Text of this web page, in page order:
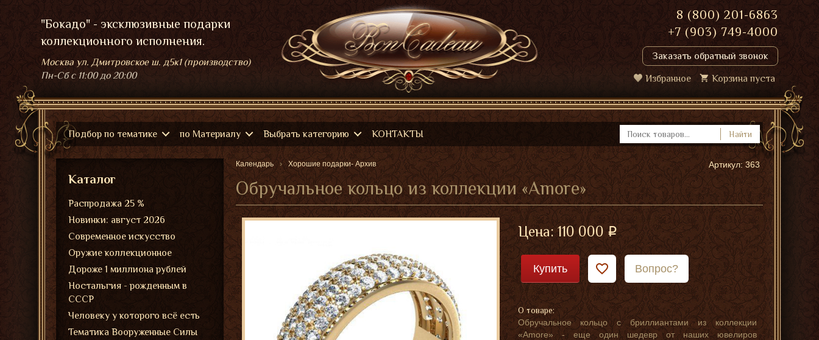
"Бокадо" - эксклюзивные подарки
коллекционного исполнения.
Москва ул. Дмитровское ш. д5к1 (производство)
Пн-Сбс 11:00 до 20:00
8 (800) 201-6863
+7 (903) 749-4000
Заказать обратный звонок
Избранное Корзина пуста
Подбор по тематике по Материалу Выбрать категорию КОНТАКТЫ Найти
Календарь Хорошие подарки- Архив
Обручальное кольцо из коллекции «Amore»
Артикул: 363
Цена:110 000
Купить Вопрос?
О товаре:
Обручальное кольцо с бриллиантами из коллекции
«Amore» - еще один шедевр от наших ювелиров
Каталог
Распродажа 25 %
Новинки: август 2026
Современное искусство
Оружие коллекционное
Дороже 1 миллиона рублей
Ностальгия - рожденным в
СССР
Человеку у которого всё есть
Тематика Вооруженные Силы